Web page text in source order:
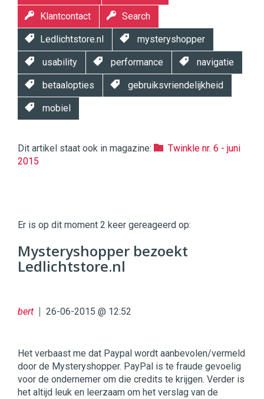
Klantcontact Search
Ledlichtstore.nl mysteryshopper
usability performance navigatie
betaalopties gebruiksvriendelijkheid
mobiel
Dit artikel staat ook in magazine:
Twinkle nr. 6 - juni
2015
|
Digital
Commercehttps://twinklemagazine.nl
9654
Er is op dit moment 2 keer gereageerd op:
Mysteryshopper bezoekt
Ledlichtstore.nl
bert 26-06-2015 @ 12:52
Het verbaast me dat Paypal wordt aanbevolen/vermeld
door de Mysteryshopper. PayPal is te fraude gevoelig
voor de ondernemer om die credits te krijgen. Verder is
het altijd leuk en leerzaam om het verslag van de